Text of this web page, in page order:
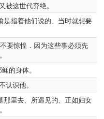
被这世代弃绝。
是指着他们说的、当时就想要
要惊惶．因为这些事必须先
的身体。
认识他。
那里去、所遇见的、正如妇女